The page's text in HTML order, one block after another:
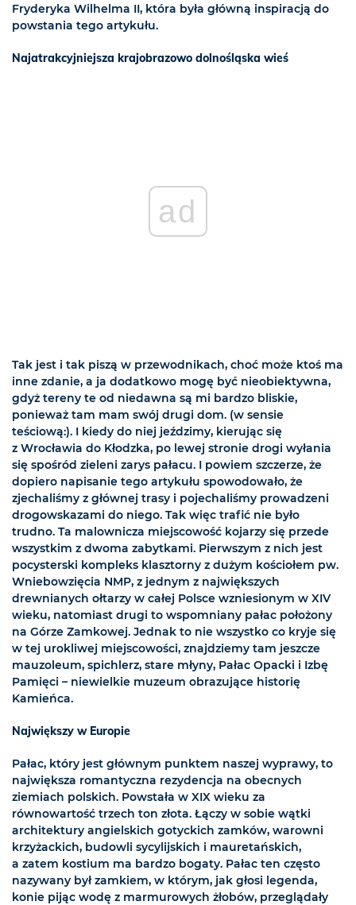
Fryderyka Wilhelma II, która była główną inspiracją do
powstania tego artykułu.
Najatrakcyjniejsza krajobrazowo dolnośląska wieś
ad
Tak jest i tak piszą w przewodnikach, choć może ktoś ma
inne zdanie, a ja dodatkowo mogę być nieobiektywna,
gdyż tereny te od niedawna są mi bardzo bliskie,
ponieważ tam mam swój drugi dom. (w sensie
teściową:). I kiedy do niej jeździmy, kierując się
z Wrocławia do Kłodzka, po lewej stronie drogi wyłania
się spośród zieleni zarys pałacu. I powiem szczerze, że
dopiero napisanie tego artykułu spowodowało, że
zjechaliśmy z głównej trasy i pojechaliśmy prowadzeni
drogowskazami do niego. Tak więc trafić nie było
trudno. Ta malownicza miejscowość kojarzy się przede
wszystkim z dwoma zabytkami. Pierwszym z nich jest
pocysterski kompleks klasztorny z dużym kościołem pw.
Wniebowzięcia NMP, z jednym z największych
drewnianych ołtarzy w całej Polsce wzniesionym w XIV
wieku, natomiast drugi to wspomniany pałac położony
na Górze Zamkowej. Jednak to nie wszystko co kryje się
w tej urokliwej miejscowości, znajdziemy tam jeszcze
mauzoleum, spichlerz, stare młyny, Pałac Opacki i Izbę
Pamięci – niewielkie muzeum obrazujące historię
Kamieńca.
Największy w Europie
Pałac, który jest głównym punktem naszej wyprawy, to
największa romantyczna rezydencja na obecnych
ziemiach polskich. Powstała w XIX wieku za
równowartość trzech ton złota. Łączy w sobie wątki
architektury angielskich gotyckich zamków, warowni
krzyżackich, budowli sycylijskich i mauretańskich,
a zatem kostium ma bardzo bogaty. Pałac ten często
nazywany był zamkiem, w którym, jak głosi legenda,
konie pijąc wodę z marmurowych żłobów, przeglądały